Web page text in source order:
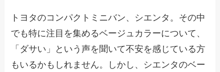
トヨタのコンパクトミニバン、シエンタ。その中
でも特に注目を集めるベージュカラーについて、
「ダサい」という声を聞いて不安を感じている方
もいるかもしれません。しかし、シエンタのベー